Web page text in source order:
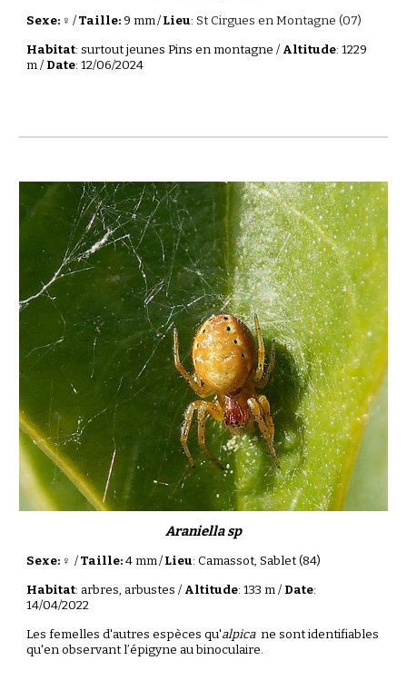
Sexe: ♀/Taille:9 mm/Lieu:St Cirgues en Montagne (07)
Habitat: surtout jeunes Pins en montagne / Altitude: 1229
m / Date: 12/06/2024
Araniella sp
Sexe: ♀ /Taille:4 mm/Lieu: Camassot, Sablet (84)
Habitat: arbres, arbustes / Altitude: 133 m / Date:
14/04/2022
Les femelles d'autres espèces qu'alpicane sont identifiables
qu'en observant l’épigyne au binoculaire.